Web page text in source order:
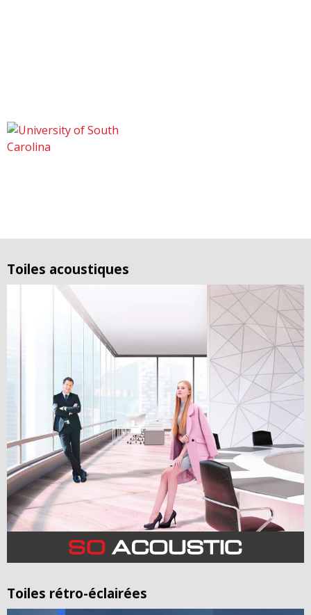
Toiles acoustiques
Toiles rétro-éclairées